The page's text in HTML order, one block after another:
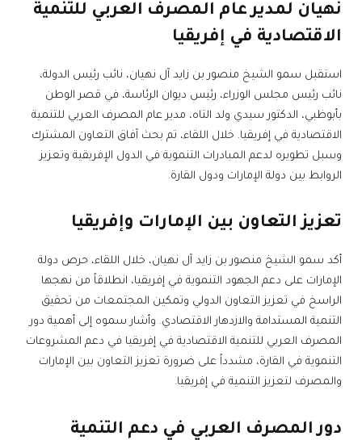
نهيان لمدير عام المصرف العربي للتنمية
الاقتصادية في إفريقيا
استقبل سمو الشيخ منصور بن زايد آل نهيان، نائب رئيس الدولة،
نائب رئيس مجلس الوزراء، رئيس ديوان الرئاسة، في قصر الوطن
بأبوظبي، الدكتور سيدي ولد التاه، مدير عام المصرف العربي للتنمية
الاقتصادية في إفريقيا. خلال اللقاء، تم بحث آفاق التعاون المشترك
وسبل تطويره لدعم المبادرات التنموية في الدول الإفريقية وتعزيز
الروابط بين دولة الإمارات ودول القارة.
تعزيز التعاون بين الإمارات وإفريقيا
أكد سمو الشيخ منصور بن زايد آل نهيان، خلال اللقاء، حرص دولة
الإمارات على دعم الجهود التنموية في إفريقيا، انطلاقاً من نهجها
الراسخ في تعزيز التعاون الدولي وتمكين المجتمعات من تحقيق
التنمية المستدامة والازدهار الاقتصادي. وأشار سموه إلى أهمية دور
المصرف العربي للتنمية الاقتصادية في إفريقيا في دعم المشروعات
التنموية في القارة، مشدداً على ضرورة تعزيز التعاون بين الإمارات
والمصرف لتعزيز التنمية في إفريقيا.
دور المصرف العربي في دعم التنمية